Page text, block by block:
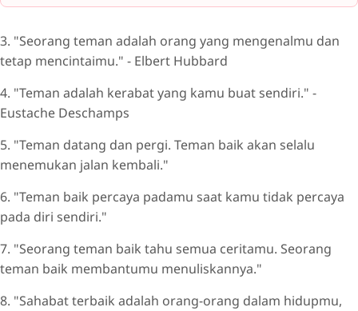
3. "Seorang teman adalah orang yang mengenalmu dan
tetap mencintaimu." - Elbert Hubbard
4. "Teman adalah kerabat yang kamu buat sendiri." -
Eustache Deschamps
5. "Teman datang dan pergi. Teman baik akan selalu
menemukan jalan kembali."
6. "Teman baik percaya padamu saat kamu tidak percaya
pada diri sendiri."
7. "Seorang teman baik tahu semua ceritamu. Seorang
teman baik membantumu menuliskannya."
8. "Sahabat terbaik adalah orang-orang dalam hidupmu,